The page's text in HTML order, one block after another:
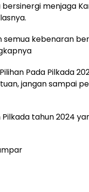
menjaga
semua kebenaran
Pada Pilkada
jangan sampai
tahun 2024